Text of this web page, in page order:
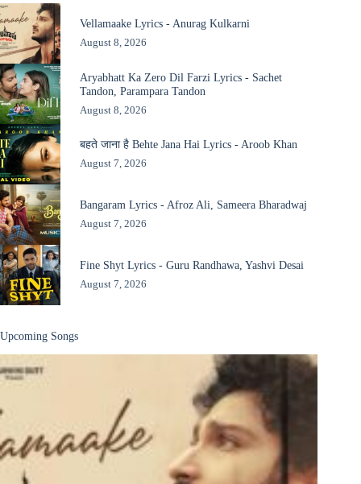
Vellamaake Lyrics - Anurag Kulkarni
August 8, 2026
Aryabhatt Ka Zero Dil Farzi Lyrics - Sachet
Tandon, Parampara Tandon
August 8, 2026
बहते जाना है Behte Jana Hai Lyrics - Aroob Khan
August 7, 2026
Bangaram Lyrics - Afroz Ali, Sameera Bharadwaj
August 7, 2026
Fine Shyt Lyrics - Guru Randhawa, Yashvi Desai
August 7, 2026
Upcoming Songs